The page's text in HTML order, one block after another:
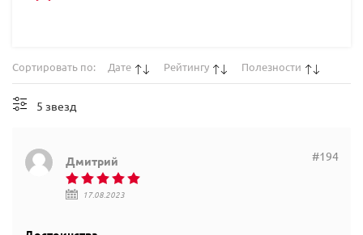
Сортировать по: Дате Рейтингу Полезности
5 звезд
#194
Дмитрий
17.08.2023